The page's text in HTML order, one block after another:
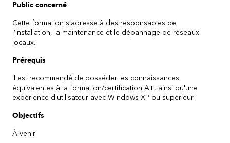
Public concerné
Cette formation s'adresse à des responsables de
l’installation, la maintenance et le dépannage de réseaux
locaux.
Prérequis
Il est recommandé de posséder les connaissances
équivalentes à la formation/certification A+, ainsi qu'une
expérience d'utilisateur avec Windows XP ou supérieur.
Objectifs
À venir